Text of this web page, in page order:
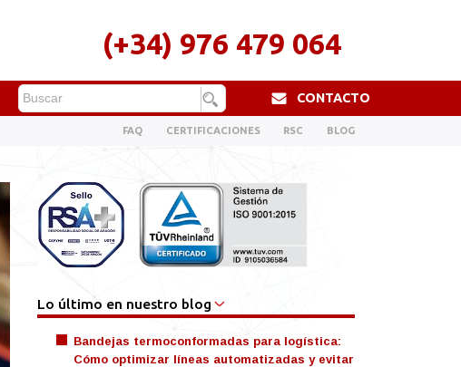
(+34) 976 479 064
CONTACTO
FAQ CERTIFICACIONES RSC BLOG
Lo último en nuestro blog
Bandejas termoconformadas para logística:
Cómo optimizar líneas automatizadas y evitar